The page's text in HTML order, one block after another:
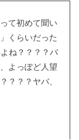
て初めて聞い
くらいだった
ね？？？？バ
よっぽど人望
？？？ヤバ、